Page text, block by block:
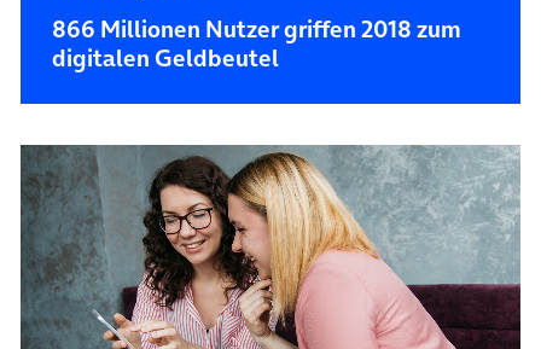
866 Millionen Nutzer griffen 2018 zum
digitalen Geldbeutel